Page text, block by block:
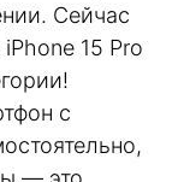
Сейчас
15 Pro
с